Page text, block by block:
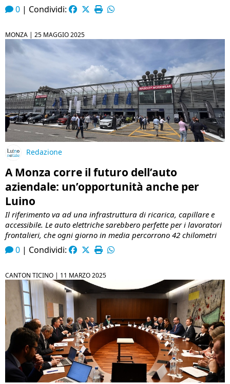
0 | Condividi:
MONZA | 25 MAGGIO 2025
Redazione
A Monza corre il futuro dell’auto
aziendale: un’opportunità anche per
Luino
Il riferimento va ad una infrastruttura di ricarica, capillare e
accessibile. Le auto elettriche sarebbero perfette per i lavoratori
frontalieri, che ogni giorno in media percorrono 42 chilometri
0 | Condividi:
CANTON TICINO | 11 MARZO 2025